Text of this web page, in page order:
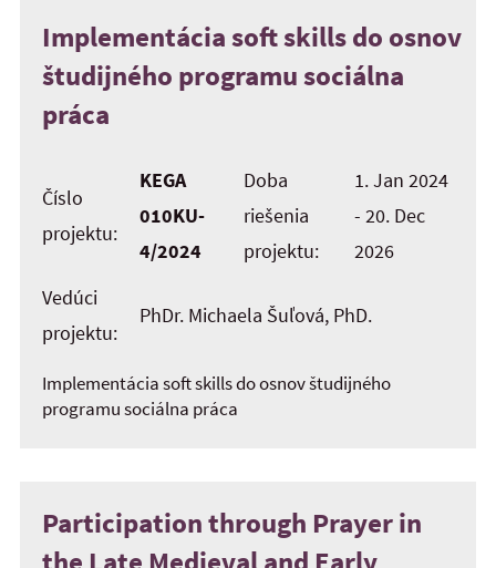
Implementácia soft skills do osnov
študijného programu sociálna
práca
Číslo
projektu:
KEGA
010KU-
4/2024
Doba
riešenia
projektu:
1. Jan 2024
- 20. Dec
2026
Vedúci
projektu:
PhDr. Michaela Šuľová, PhD.
Implementácia soft skills do osnov študijného
programu sociálna práca
Participation through Prayer in